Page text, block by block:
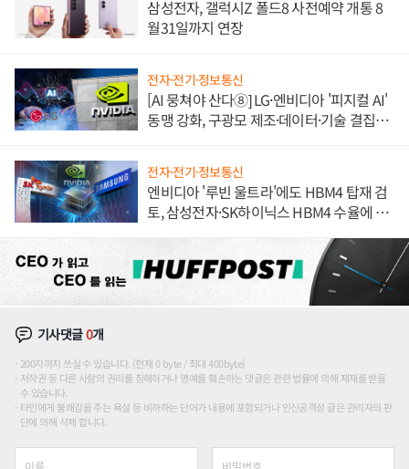
삼성전자, 갤럭시Z 폴드8 사전예약 개통 8
월31일까지 연장
전자·전기·정보통신
[AI 뭉쳐야 산다⑧] LG·엔비디아 '피지컬 AI'
동맹 강화, 구광모 제조·데이터·기술 결집
전자·전기·정보통신
엔비디아 '루빈 울트라'에도 HBM4 탑재 검
토, 삼성전자·SK하이닉스 HBM4 수율에 주
기사댓글0개
200자까지 쓰실 수 있습니다. (현재 0 byte / 최대 400byte)
저작권 등 다른 사람의 권리를 침해하거나 명예를 훼손하는 댓글은 관련 법률에 의해 제재를 받을
수 있습니다.
타인에게 불쾌감을 주는 욕설 등 비하하는 단어가 내용에 포함되거나 인신공격성 글은 관리자의 판
단에 의해 삭제 합니다.